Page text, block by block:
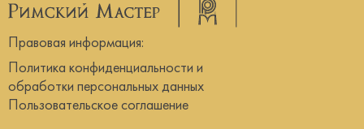
Правовая информация:
Политика конфиденциальности и
обработки персональных данных
Пользовательское соглашение